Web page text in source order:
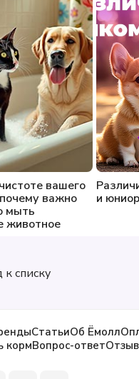
вашего
важно
мыть
животное
и
к списку
СтатьиОб Ёмолл
кормВопрос-ответ